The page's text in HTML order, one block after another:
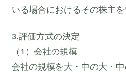
いる場合におけるその株主を
3.評価方式の決定
（1）会社の規模
会社の規模を大・中の大・